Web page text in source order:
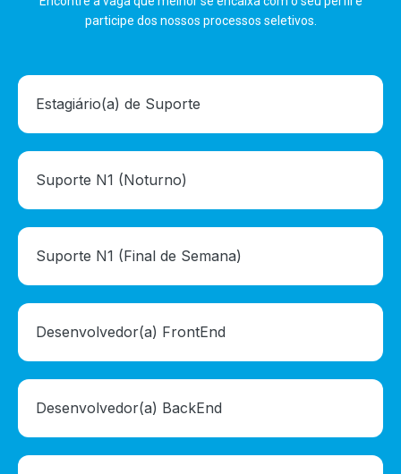
participe dos nossos processos seletivos.
Estagiário(a) de Suporte
Suporte N1 (Noturno)
Suporte N1 (Final de Semana)
Desenvolvedor(a) FrontEnd
Desenvolvedor(a) BackEnd